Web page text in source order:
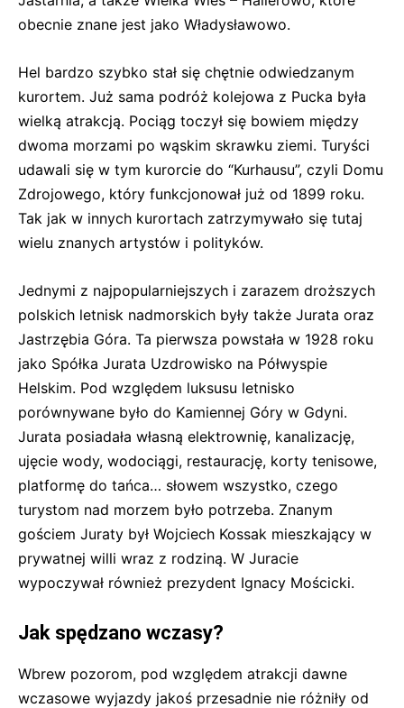
obecnie znane jest jako Władysławowo.
Hel bardzo szybko stał się chętnie odwiedzanym
kurortem. Już sama podróż kolejowa z Pucka była
wielką atrakcją. Pociąg toczył się bowiem między
dwoma morzami po wąskim skrawku ziemi. Turyści
udawali się w tym kurorcie do “Kurhausu”, czyli Domu
Zdrojowego, który funkcjonował już od 1899 roku.
Tak jak w innych kurortach zatrzymywało się tutaj
wielu znanych artystów i polityków.
Jednymi z najpopularniejszych i zarazem droższych
polskich letnisk nadmorskich były także Jurata oraz
Jastrzębia Góra. Ta pierwsza powstała w 1928 roku
jako Spółka Jurata Uzdrowisko na Półwyspie
Helskim. Pod względem luksusu letnisko
porównywane było do Kamiennej Góry w Gdyni.
Jurata posiadała własną elektrownię, kanalizację,
ujęcie wody, wodociągi, restaurację, korty tenisowe,
platformę do tańca… słowem wszystko, czego
turystom nad morzem było potrzeba. Znanym
gościem Juraty był Wojciech Kossak mieszkający w
prywatnej willi wraz z rodziną. W Juracie
wypoczywał również prezydent Ignacy Mościcki.
Jak spędzano wczasy?
Wbrew pozorom, pod względem atrakcji dawne
wczasowe wyjazdy jakoś przesadnie nie różniły od